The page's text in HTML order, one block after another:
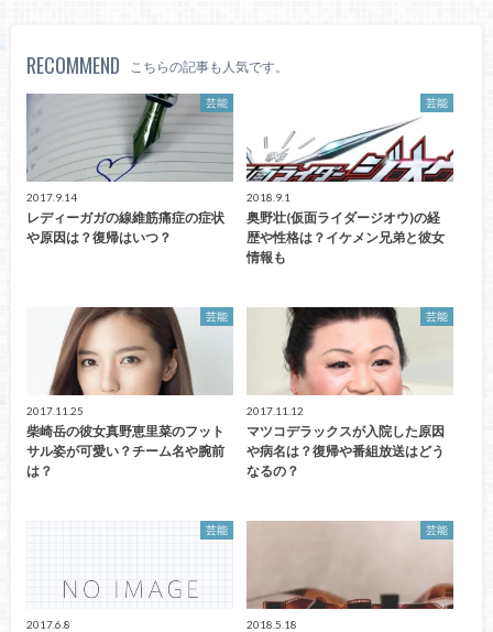
RECOMMEND こちらの記事も人気です。
芸能
2017.9.14
レディーガガの線維筋痛症の症状
や原因は？復帰はいつ？
芸能
2018.9.1
奥野壮(仮面ライダージオウ)の経
歴や性格は？イケメン兄弟と彼女
情報も
芸能
2017.11.25
柴崎岳の彼女真野恵里菜のフット
サル姿が可愛い？チーム名や腕前
は？
芸能
2017.11.12
マツコデラックスが入院した原因
や病名は？復帰や番組放送はどう
なるの？
芸能
2017.6.8
芸能
2018.5.18